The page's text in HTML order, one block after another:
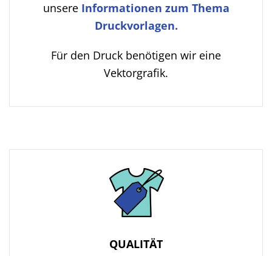
unsere Informationen zum Thema
Druckvorlagen.
Für den Druck benötigen wir eine
Vektorgrafik.
QUALITÄT